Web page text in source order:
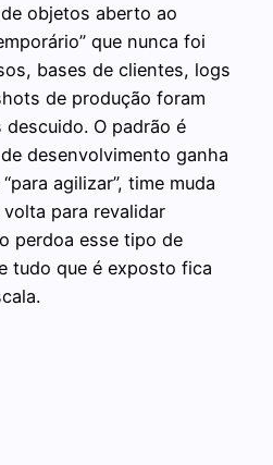
objetos aberto ao
que nunca foi
bases de clientes, logs
de produção foram
O padrão é
desenvolvimento ganha
agilizar”, time muda
para revalidar
perdoa esse tipo de
tudo que é exposto fica